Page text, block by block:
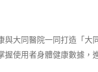
大同醫院一同打造「
使用者身體健康數據